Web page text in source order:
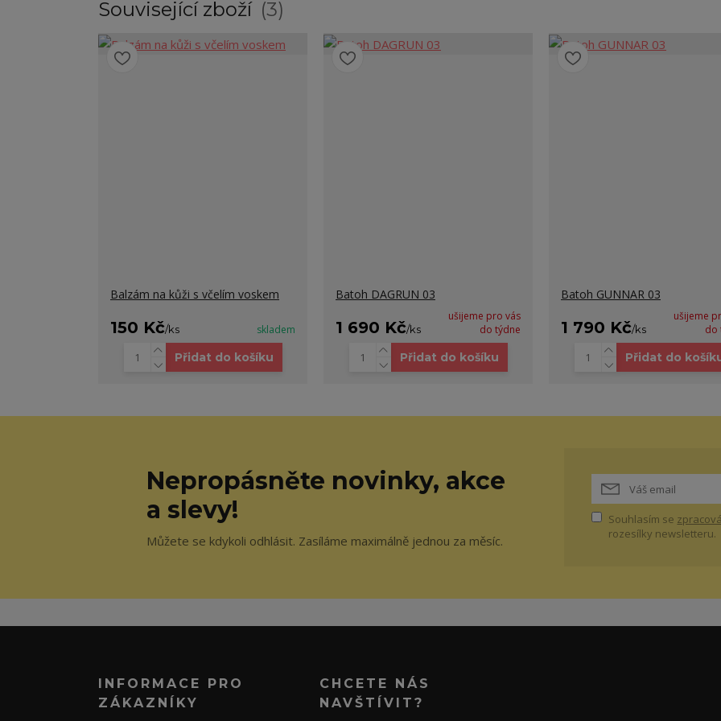
Související zboží 3
Balzám na kůži s včelím voskem
150 Kč/ks skladem
Přidat do košíku
Batoh DAGRUN 03
1 690 Kč/ks
ušijeme pro vás
do týdne
Přidat do košíku
Batoh GUNNAR 03
1 790 Kč/ks
ušijeme
do
Přidat do
Nepropásněte novinky, akce
a slevy!
Můžete se kdykoli odhlásit. Zasíláme maximálně jednou za měsíc.
Souhlasím se
rozesílky newsletteru.
INFORMACE PRO
ZÁKAZNÍKY
CHCETE NÁS
NAVŠTÍVIT?